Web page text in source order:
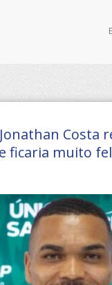
Costa
ficaria muito